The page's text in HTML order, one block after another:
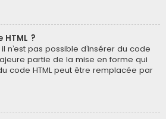
?
n’est pas possible d’insérer du code
partie de la mise en forme qui
code HTML peut être remplacée par